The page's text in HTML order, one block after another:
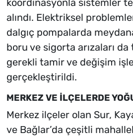
alındı. Elektriksel
dalgıç pompalarda
boru ve sigorta arızaları
gerekli tamir ve değişim
gerçekleştirildi.
MERKEZ VE İLÇELERDE
Merkez ilçeler olan Sur,
ve Bağlar’da çeşitli